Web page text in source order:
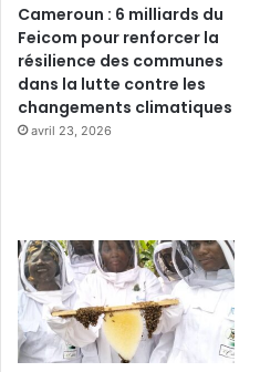
Cameroun : 6 milliards du
Feicom pour renforcer la
résilience des communes
dans la lutte contre les
changements climatiques
avril 23, 2026